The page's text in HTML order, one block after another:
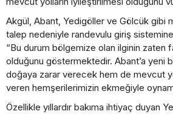
Akgül, Abant, Yedigöller ve Gölcük gibi
talep nedeniyle randevulu giriş
“Bu durum bölgemize olan ilginin zaten
olduğunu göstermektedir. Abant’a yeni
doğaya zarar verecek hem de mevcut
veren hemşerilerimizin ekmeğiyle
Özellikle yıllardır bakıma ihtiyaç duyan